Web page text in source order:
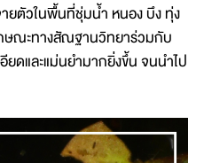
ตัวในพื้นที่ชุ่มน้ำ หนอง บึง ทุ่ง
กษณะทางสัณฐานวิทยาร่วมกับ
ดและแม่นยำมากยิ่งขึ้น จนนำไป